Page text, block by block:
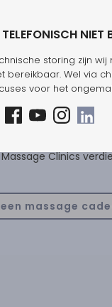
geen ander dat je
wilt geven. En dat
momenten wilt
Clinics
massage
NIET
storing zijn wij
bereikbaar. Wel via
voor het